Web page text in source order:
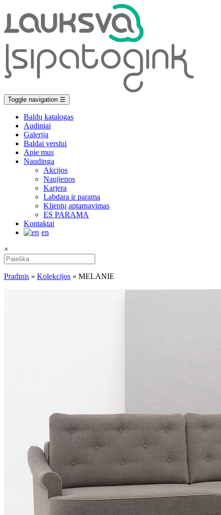
Toggle navigation ☰
Baldų katalogas
Audiniai
Galerija
Baldai verslui
Apie mus
Naudinga
Akcijos
Naujienos
Karjera
Labdara ir parama
Klientų aptarnavimas
ES PARAMA
Kontaktai
en
×
Pradinis » Kolekcijos » MELANIE